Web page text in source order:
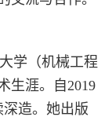
学（机械工程
生涯。自2019
造。她出版